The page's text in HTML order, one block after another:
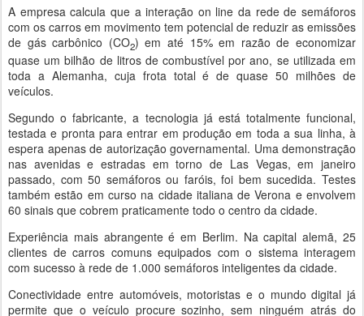
A empresa calcula que a interação on line da rede de semáforos
com os carros em movimento tem potencial de reduzir as emissões
de gás carbônico (CO2) em até 15% em razão de economizar
quase um bilhão de litros de combustível por ano, se utilizada em
toda a Alemanha, cuja frota total é de quase 50 milhões de
veículos.
Segundo o fabricante, a tecnologia já está totalmente funcional,
testada e pronta para entrar em produção em toda a sua linha, à
espera apenas de autorização governamental. Uma demonstração
nas avenidas e estradas em torno de Las Vegas, em janeiro
passado, com 50 semáforos ou faróis, foi bem sucedida. Testes
também estão em curso na cidade italiana de Verona e envolvem
60 sinais que cobrem praticamente todo o centro da cidade.
Experiência mais abrangente é em Berlim. Na capital alemã, 25
clientes de carros comuns equipados com o sistema interagem
com sucesso à rede de 1.000 semáforos inteligentes da cidade.
Conectividade entre automóveis, motoristas e o mundo digital já
permite que o veículo procure sozinho, sem ninguém atrás do